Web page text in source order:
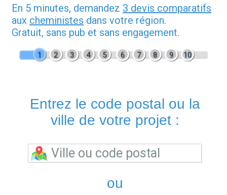
En 5 minutes, demandez 3 devis comparatifs
aux cheministes dans votre région.
Gratuit, sans pub et sans engagement.
1 2 3 4 5 6 7 8 9 10
Entrez le code postal ou la
ville de votre projet :
ou